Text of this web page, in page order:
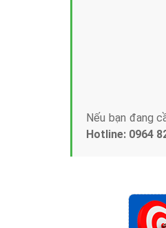
Tại sao chọn
phí mà bạn có
trung tâm